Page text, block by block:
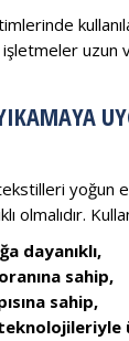
işletmeler uzun
yoğun
olmalıdır.
dayanıklı,
sahip,
sahip,